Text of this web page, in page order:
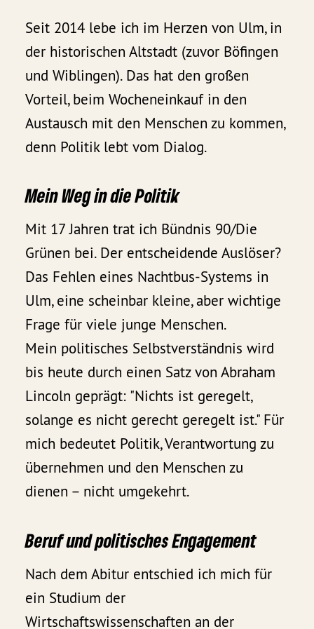
Seit 2014 lebe ich im Herzen von Ulm, in
der historischen Altstadt (zuvor Böfingen
und Wiblingen). Das hat den großen
Vorteil, beim Wocheneinkauf in den
Austausch mit den Menschen zu kommen,
denn Politik lebt vom Dialog.
Mein Weg in die Politik
Mit 17 Jahren trat ich Bündnis 90/Die
Grünen bei. Der entscheidende Auslöser?
Das Fehlen eines Nachtbus-Systems in
Ulm, eine scheinbar kleine, aber wichtige
Frage für viele junge Menschen.
Mein politisches Selbstverständnis wird
bis heute durch einen Satz von Abraham
Lincoln geprägt: "Nichts ist geregelt,
solange es nicht gerecht geregelt ist." Für
mich bedeutet Politik, Verantwortung zu
übernehmen und den Menschen zu
dienen – nicht umgekehrt.
Beruf und politisches Engagement
Nach dem Abitur entschied ich mich für
ein Studium der
Wirtschaftswissenschaften an der